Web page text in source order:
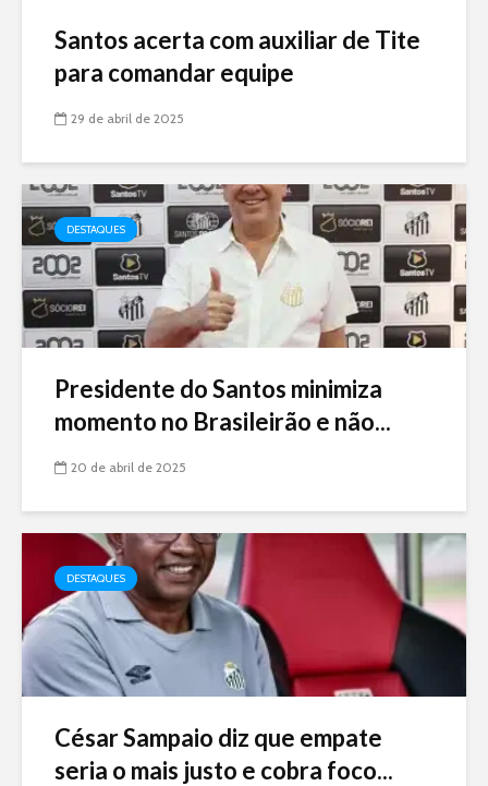
Santos acerta com auxiliar de Tite
para comandar equipe
29 de abril de 2025
DESTAQUES
Presidente do Santos minimiza
momento no Brasileirão e não...
20 de abril de 2025
DESTAQUES
César Sampaio diz que empate
seria o mais justo e cobra foco...